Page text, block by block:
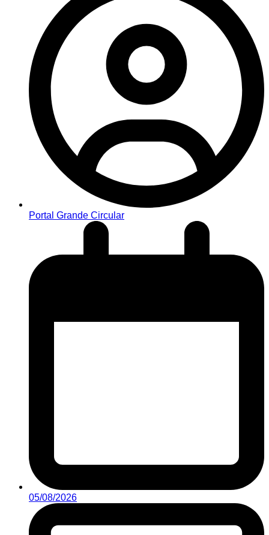
Portal Grande Circular
05/08/2026